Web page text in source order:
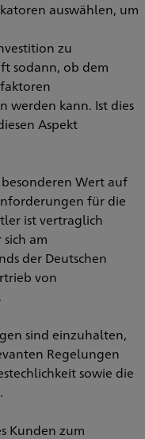
auswählen, um
zu
sodann, ob dem
werden kann. Ist dies
Aspekt
Wert auf
für die
ist vertraglich
am
der Deutschen
von
sind einzuhalten,
Regelungen
sowie die
Kunden zum